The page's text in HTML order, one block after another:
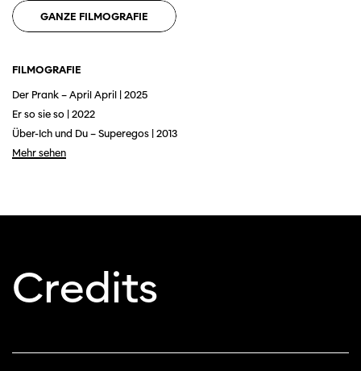
Diese Seite wird mit Internet Explorer
GANZE FILMOGRAFIE
FILMOGRAFIE
Der Prank – April April | 2025
Er so sie so | 2022
Über-Ich und Du – Superegos | 2013
Mehr sehen
Credits